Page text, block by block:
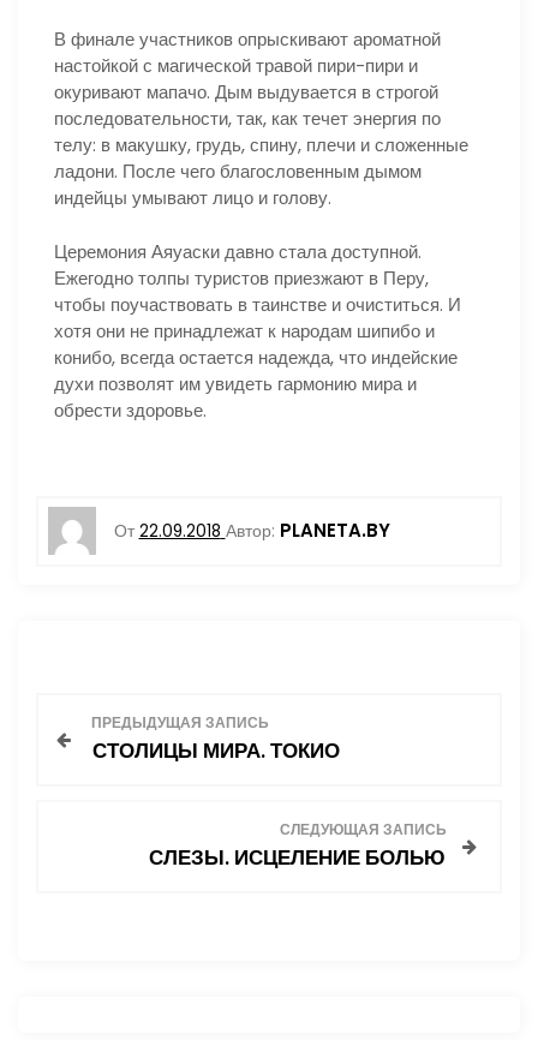
В финале участников опрыскивают ароматной
настойкой с магической травой пири-пири и
окуривают мапачо. Дым выдувается в строгой
последовательности, так, как течет энергия по
телу: в макушку, грудь, спину, плечи и сложенные
ладони. После чего благословенным дымом
индейцы умывают лицо и голову.
Церемония Аяуаски давно стала доступной.
Ежегодно толпы туристов приезжают в Перу,
чтобы поучаствовать в таинстве и очиститься. И
хотя они не принадлежат к народам шипибо и
конибо, всегда остается надежда, что индейские
духи позволят им увидеть гармонию мира и
обрести здоровье.
От 22.09.2018 Автор: PLANETA.BY
ПРЕДЫДУЩАЯ ЗАПИСЬ
СТОЛИЦЫ МИРА. ТОКИО
СЛЕДУЮЩАЯ ЗАПИСЬ
СЛЕЗЫ. ИСЦЕЛЕНИЕ БОЛЬЮ